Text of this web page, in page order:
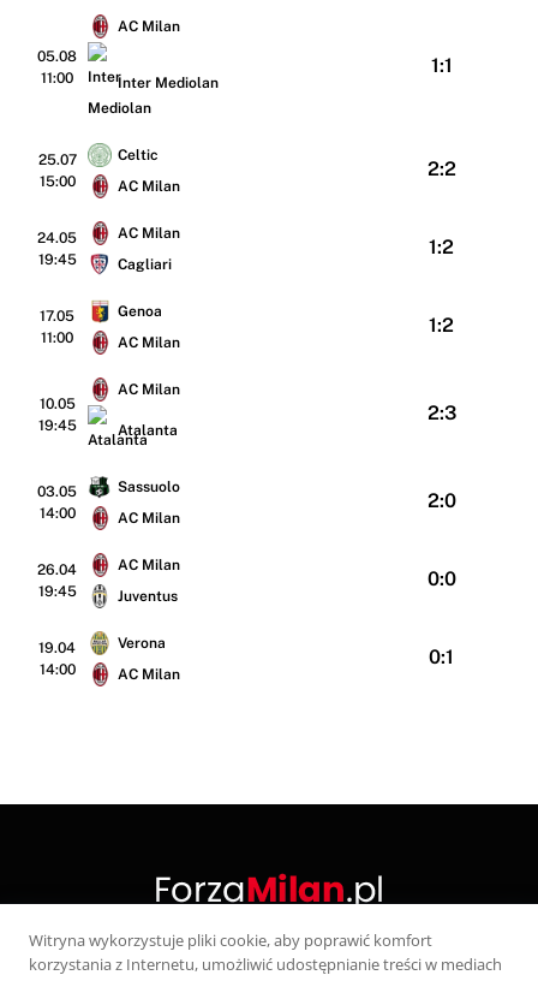
05.08
11:00
AC Milan
Inter Mediolan
1:1
25.07
15:00
Celtic
AC Milan
2:2
24.05
19:45
AC Milan
Cagliari
1:2
17.05
11:00
Genoa
AC Milan
1:2
10.05
19:45
AC Milan
Atalanta
2:3
03.05
14:00
Sassuolo
AC Milan
2:0
26.04
19:45
AC Milan
Juventus
0:0
19.04
14:00
Verona
AC Milan
0:1
Witryna wykorzystuje pliki cookie, aby poprawić komfort
korzystania z Internetu, umożliwić udostępnianie treści w mediach